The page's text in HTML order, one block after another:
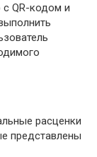
с QR-кодом и
расценки
представлены